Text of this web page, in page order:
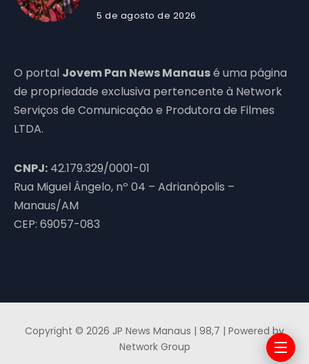
5 de agosto de 2026
O portal Jovem Pan News Manausé uma página
de propriedade exclusiva pertencente à Network
Serviços de Comunicação e Produtora de Filmes
LTDA.
CNPJ: 42.179.329/0001-01
Rua Miguel Ângelo, nº 04 – Adrianópolis –
Manaus/AM
CEP: 69057-083
Copyright © 2026 JP News Manaus | 98,7 | Powered by
Network Group